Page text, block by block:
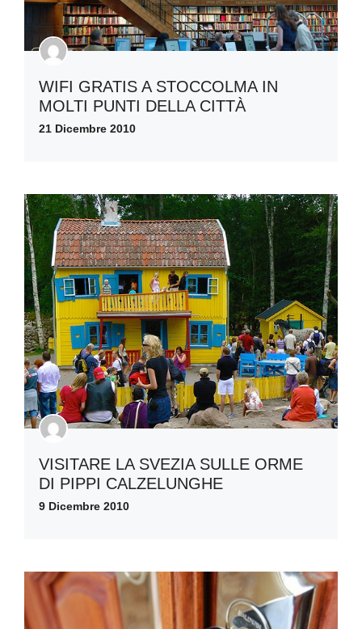
WIFI GRATIS A STOCCOLMA IN
MOLTI PUNTI DELLA CITTÀ
21 Dicembre 2010
VISITARE LA SVEZIA SULLE ORME
DI PIPPI CALZELUNGHE
9 Dicembre 2010